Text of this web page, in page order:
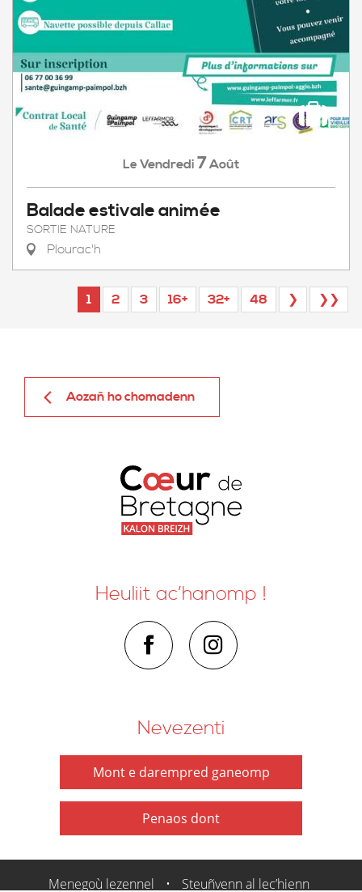
Le Vendredi 7Août
Balade estivale animée
SORTIE NATURE
Plourac'h
1 2 3 16+ 32+ 48 ❯ ❯❯
Aozañ ho chomadenn
Heuliit ac’hanomp !
Nevezenti
Mont e darempred ganeomp
Penaos dont
Menegoù lezennel • Steuñvenn al lec’hienn